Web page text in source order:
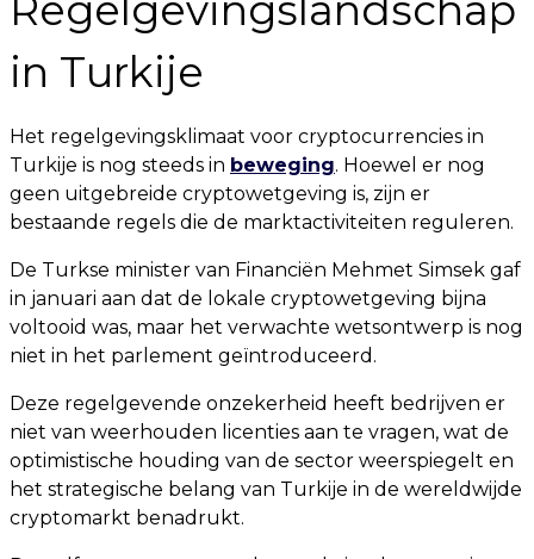
in Turkije
Het regelgevingsklimaat voor cryptocurrencies in
Turkije is nog steeds in beweging. Hoewel er nog
geen uitgebreide cryptowetgeving is, zijn er
bestaande regels die de marktactiviteiten reguleren.
De Turkse minister van Financiën Mehmet Simsek gaf
in januari aan dat de lokale cryptowetgeving bijna
voltooid was, maar het verwachte wetsontwerp is nog
niet in het parlement geïntroduceerd.
Deze regelgevende onzekerheid heeft bedrijven er
niet van weerhouden licenties aan te vragen, wat de
optimistische houding van de sector weerspiegelt en
het strategische belang van Turkije in de wereldwijde
cryptomarkt benadrukt.